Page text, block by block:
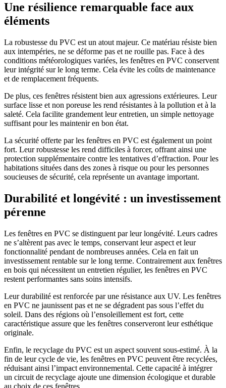
Une résilience remarquable face aux
éléments
La robustesse du PVC est un atout majeur. Ce matériau résiste bien
aux intempéries, ne se déforme pas et ne rouille pas. Face à des
conditions météorologiques variées, les fenêtres en PVC conservent
leur intégrité sur le long terme. Cela évite les coûts de maintenance
et de remplacement fréquents.
De plus, ces fenêtres résistent bien aux agressions extérieures. Leur
surface lisse et non poreuse les rend résistantes à la pollution et à la
saleté. Cela facilite grandement leur entretien, un simple nettoyage
suffisant pour les maintenir en bon état.
La sécurité offerte par les fenêtres en PVC est également un point
fort. Leur robustesse les rend difficiles à forcer, offrant ainsi une
protection supplémentaire contre les tentatives d’effraction. Pour les
habitations situées dans des zones à risque ou pour les personnes
soucieuses de sécurité, cela représente un avantage important.
Durabilité et longévité : un investissement
pérenne
Les fenêtres en PVC se distinguent par leur longévité. Leurs cadres
ne s’altèrent pas avec le temps, conservant leur aspect et leur
fonctionnalité pendant de nombreuses années. Cela en fait un
investissement rentable sur le long terme. Contrairement aux fenêtres
en bois qui nécessitent un entretien régulier, les fenêtres en PVC
restent performantes sans soins intensifs.
Leur durabilité est renforcée par une résistance aux UV. Les fenêtres
en PVC ne jaunissent pas et ne se dégradent pas sous l’effet du
soleil. Dans des régions où l’ensoleillement est fort, cette
caractéristique assure que les fenêtres conserveront leur esthétique
originale.
Enfin, le recyclage du PVC est un aspect souvent sous-estimé. À la
fin de leur cycle de vie, les fenêtres en PVC peuvent être recyclées,
réduisant ainsi l’impact environnemental. Cette capacité à intégrer
un circuit de recyclage ajoute une dimension écologique et durable
au choix de ces fenêtres.